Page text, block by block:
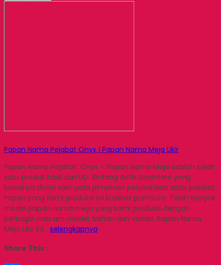
Papan Nama Pejabat Onyx | Papan Nama Meja Ukir
Papan Nama Pejabat Onyx – Papan Nama Meja adalah salah
satu produk hasil dari UD. Bintang Antik Sejahtera yang
biasanya dicari oleh para pimpinan perusahaan atau pejabat.
Papan yang kami produksi ini kualitas premium. Telah banyak
model papan nama meja yang kami produksi dengan
berbagai macam model, bahan dan variasi. Papan Nama
Meja Ukir ini… selengkapnya
Share This :